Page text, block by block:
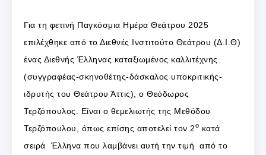
Για τη φετινή Παγκόσμια Ημέρα Θεάτρου 2025
επιλέχθηκε από το Διεθνές Ινστιτούτο Θεάτρου (Δ.Ι.Θ)
ένας Διεθνής Έλληνας καταξιωμένος καλλιτέχνης
(συγγραφέας-σκηνοθέτης-δάσκαλος υποκριτικής-
ιδρυτής του Θεάτρου Άττις), ο Θεόδωρος
Τερζόπουλος. Είναι ο θεμελιωτής της Μεθόδου
Τερζόπουλου, όπως επίσης αποτελεί τον 2ο κατά
σειρά Έλληνα που λαμβάνει αυτή την τιμή από το